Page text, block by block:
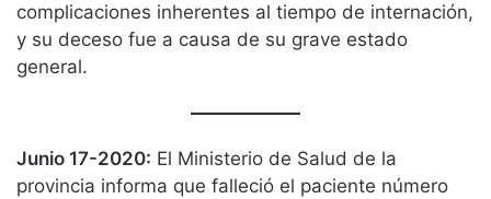
complicaciones inherentes al tiempo de internación,
y su deceso fue a causa de su grave estado
general.
Junio 17-2020: El Ministerio de Salud de la
provincia informa que falleció el paciente número